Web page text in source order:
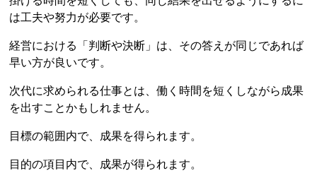
は工夫や努力が必要です。
経営における「判断や決断」は、その答えが同じであれば
早い方が良いです。
次代に求められる仕事とは、働く時間を短くしながら成果
を出すことかもしれません。
目標の範囲内で、成果を得られます。
目的の項目内で、成果が得られます。